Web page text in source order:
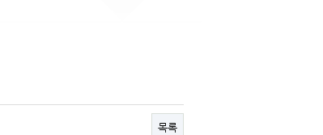
목록